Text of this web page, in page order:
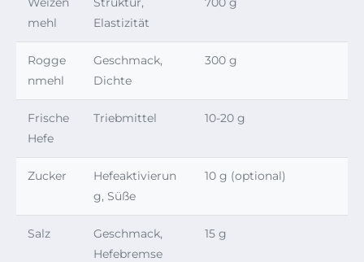
mehl
Elastizität
Rogge
nmehl
Geschmack,
Dichte
300 g
Frische
Hefe
Triebmittel 10-20 g
Zucker
Hefeaktivierun
g, Süße
10 g (optional)
Salz
Geschmack,
Hefebremse
15 g